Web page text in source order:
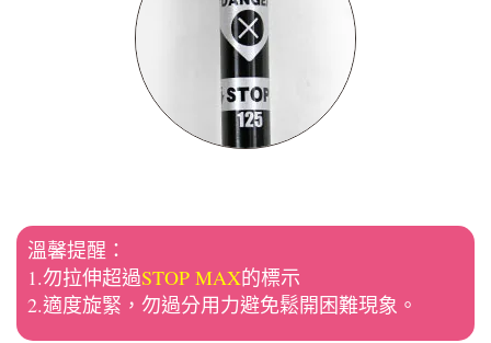
溫馨提醒：
1.勿拉伸超過STOP MAX的標示
2.適度旋緊，勿過分用力避免鬆開困難現象。